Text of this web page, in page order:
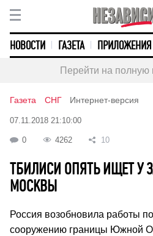
НОВОСТИ ГАЗЕТА ПРИЛОЖЕНИЯ
Перейти на полную
Газета СНГ Интернет-версия
07.11.2018 21:10:00
0 4262 10
ТБИЛИСИ ОПЯТЬ ИЩЕТ У
МОСКВЫ
Россия возобновила работы
сооружению границы Южной